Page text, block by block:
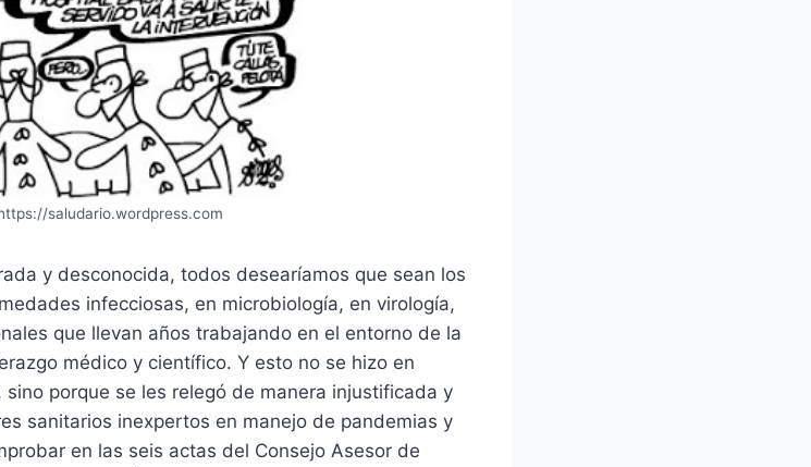
saludario.wordpress.com
y desconocida, todos desearíamos que sean los
infecciosas, en microbiología, en virología,
que llevan años trabajando en el entorno de la
médico y científico. Y esto no se hizo en
porque se les relegó de manera injustificada y
sanitarios inexpertos en manejo de pandemias y
en las seis actas del Consejo Asesor de